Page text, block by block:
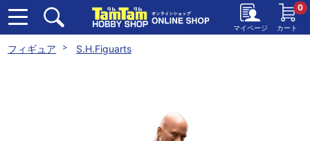
マイページ カート
0
フィギュア S.H.Figuarts